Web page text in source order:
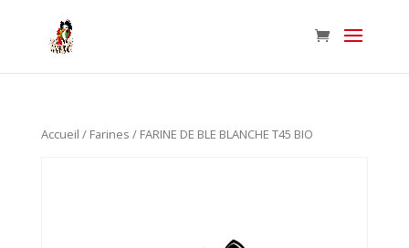
Accueil / Farines / FARINE DE BLE BLANCHE T45 BIO